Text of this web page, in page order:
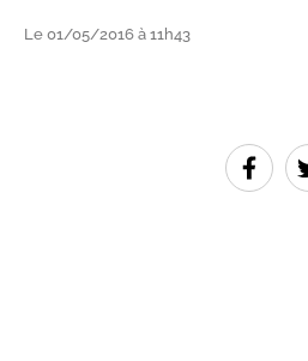
Le 01/05/2016 à 11h43